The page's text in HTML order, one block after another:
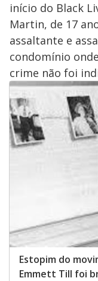
início do Black
Martin, de 17
assaltante e
condomínio
crime não foi
Estopim do
Emmett Till foi